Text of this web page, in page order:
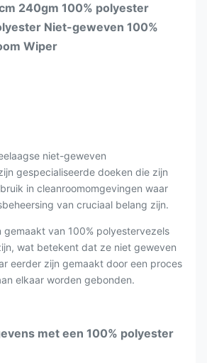
240gm 100% polyester
Niet-geweven 100%
Wiper
niet-geweven
gespecialiseerde doeken die zijn
in cleanroomomgevingen waar
van cruciaal belang zijn.
gemaakt van 100% polyestervezels
wat betekent dat ze niet geweven
eerder zijn gemaakt door een proces
elkaar worden gebonden.
met een 100% polyester